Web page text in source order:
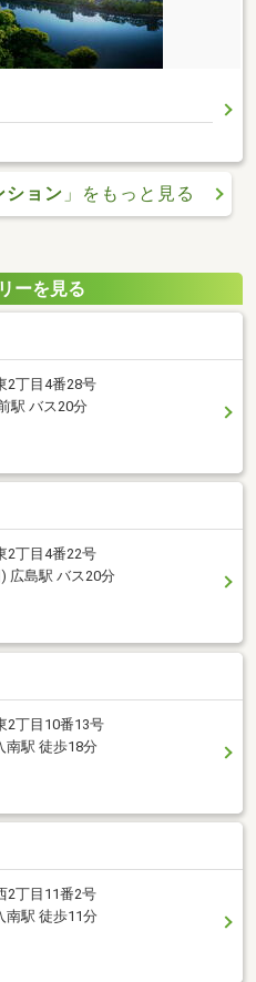
ション 」をもっと見る
ーを見る
2丁目4番28号
駅 バス20分
2丁目4番22号
広島駅 バス20分
2丁目10番13号
南駅 徒歩18分
2丁目11番2号
南駅 徒歩11分